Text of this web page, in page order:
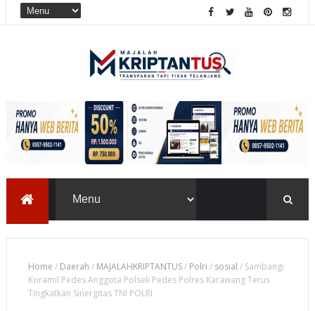
Home / Daerah / MAJALAHKRIPTANTUS/ Polri / sosial / Sambangi
Koramil Pedes Anggota Polsek Pedes Polres Karawang Terus
Tingkatkan Sinergitas TNI POLRI